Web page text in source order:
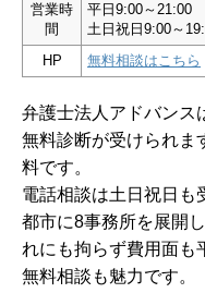
営業時
間
平日9:00～21:00
土日祝日9:00～
HP
無料相談はこちら
弁護士法人アドバンス
無料診断が受けられま
料です。
電話相談は土日祝日も
都市に8事務所を展開
れにも拘らず費用面も
無料相談も魅力です。